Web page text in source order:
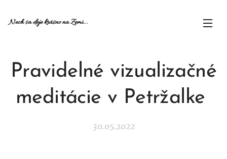
Nech sa deje krásno na Zemi...
Pravidelné vizualizačné
meditácie v Petržalke
30.05.2022